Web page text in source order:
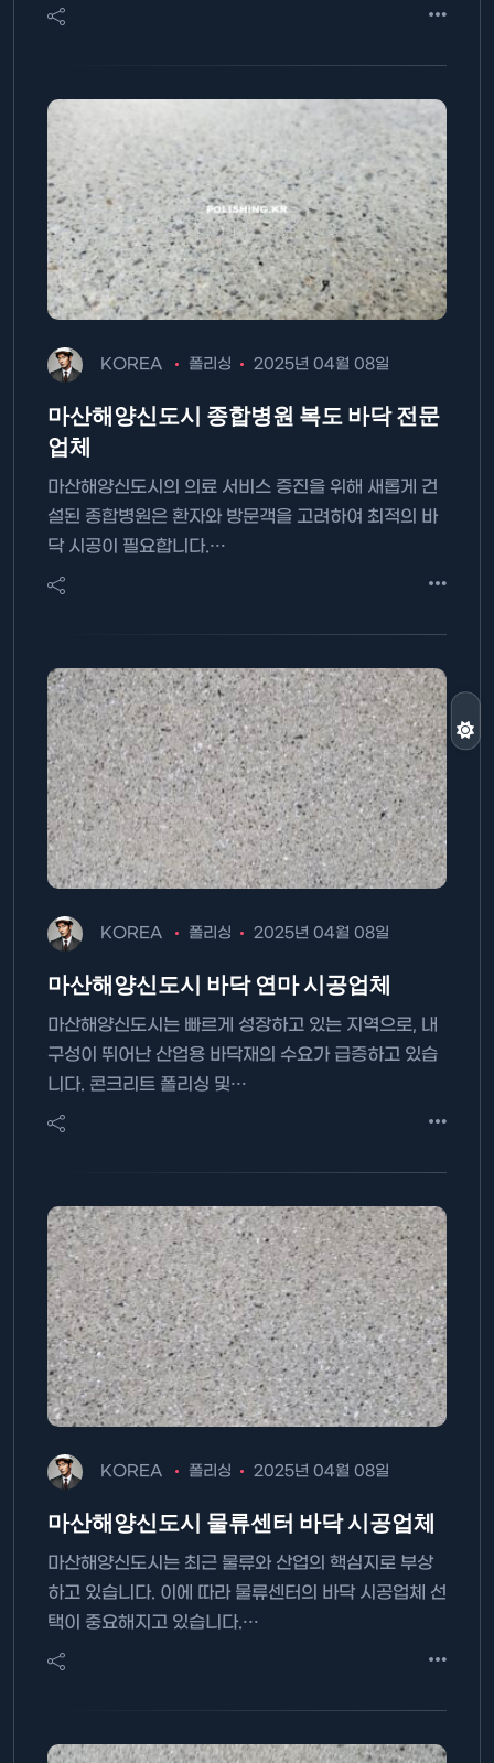
KOREA 폴리싱 2025년 04월 08일
마산해양신도시 종합병원 복도 바닥 전문
업체
마산해양신도시의 의료 서비스 증진을 위해 새롭게 건
설된 종합병원은 환자와 방문객을 고려하여 최적의 바
닥 시공이 필요합니다.…
KOREA 폴리싱 2025년 04월 08일
마산해양신도시 바닥 연마 시공업체
마산해양신도시는 빠르게 성장하고 있는 지역으로, 내
구성이 뛰어난 산업용 바닥재의 수요가 급증하고 있습
니다. 콘크리트 폴리싱 및…
KOREA 폴리싱 2025년 04월 08일
마산해양신도시 물류센터 바닥 시공업체
마산해양신도시는 최근 물류와 산업의 핵심지로 부상
하고 있습니다. 이에 따라 물류센터의 바닥 시공업체 선
택이 중요해지고 있습니다.…